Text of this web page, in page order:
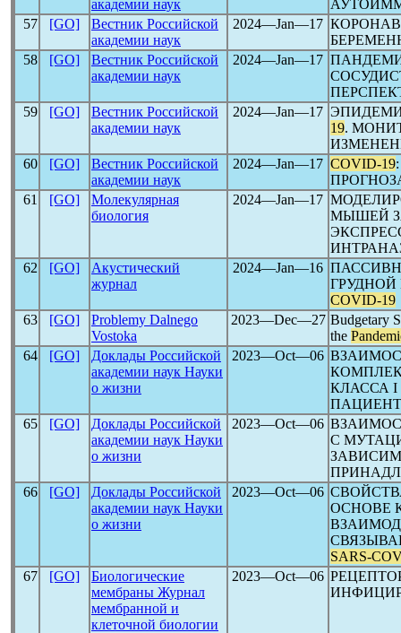
академии наук
57
[GO]
Вестник Российской
академии наук
2024―Jan―17
58
[GO]
Вестник Российской
академии наук
2024―Jan―17
59
[GO]
Вестник Российской
академии наук
2024―Jan―17
19.
60
[GO]
Вестник Российской
академии наук
2024―Jan―17 COVID-19
61
[GO]
Молекулярная
биология
2024―Jan―17
МЫШЕЙ
62
[GO]
Акустический
журнал
2024―Jan―16
COVID-19
63
[GO]
Problemy Dalnego
Vostoka
2023―Dec―27 Budgetary
the
64
[GO]
Доклады Российской
академии наук Науки
о жизни
2023―Oct―06
КЛАССА
65
[GO]
Доклады Российской
академии наук Науки
о жизни
2023―Oct―06
С
66
[GO]
Доклады Российской
академии наук Науки
о жизни
2023―Oct―06
ОСНОВЕ
SARS-COV
67
[GO]
Биологические
мембраны Журнал
мембранной и
клеточной биологии
2023―Oct―06